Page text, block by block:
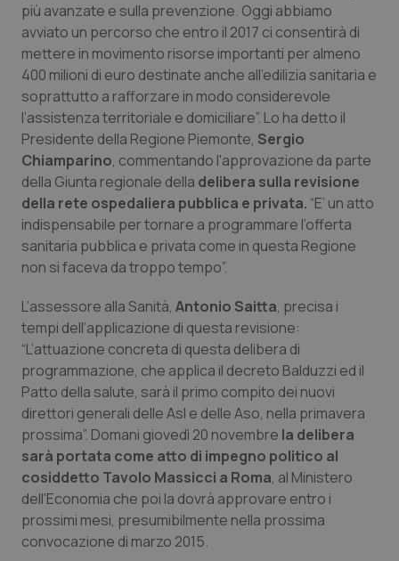
Lazio
Liguria
Lombardia
Marche
Molise
Piemonte
Provincia Autonoma di Bolzano
Provincia Autonoma di Trento
Puglia
Sardegna
Sicilia
Toscana
Diabete & glucometri
Disturbi dell’umore
Dolore
Donna & Salute
Epatiti
HIV
Infezioni & Febbre
Ipertensione & Scompenso
Malattie rare
Malattia di Crohn & Rettocolite Ulcerosa
Neuroscienze & patologie neurodegenerative
Obesità
più avanzate e sulla prevenzione. Oggi abbiamo
avviato un percorso che entro il 2017 ci consentirà di
mettere in movimento risorse importanti per almeno
400 milioni di euro destinate anche all'edilizia sanitaria e
soprattutto a rafforzare in modo considerevole
l’assistenza territoriale e domiciliare”. Lo ha detto il
Presidente della Regione Piemonte, Sergio
Chiamparino, commentando l'approvazione da parte
della Giunta regionale della delibera sulla revisione
della rete ospedaliera pubblica e privata. “E’ un atto
indispensabile per tornare a programmare l’offerta
sanitaria pubblica e privata come in questa Regione
non si faceva da troppo tempo”.
L’assessore alla Sanità, Antonio Saitta, precisa i
tempi dell’applicazione di questa revisione:
“L’attuazione concreta di questa delibera di
programmazione, che applica il decreto Balduzzi ed il
Patto della salute, sarà il primo compito dei nuovi
direttori generali delle Asl e delle Aso, nella primavera
prossima”. Domani giovedì 20 novembre la delibera
sarà portata come atto di impegno politico al
cosiddetto Tavolo Massicci a Roma, al Ministero
dell'Economia che poi la dovrà approvare entro i
prossimi mesi, presumibilmente nella prossima
convocazione di marzo 2015.